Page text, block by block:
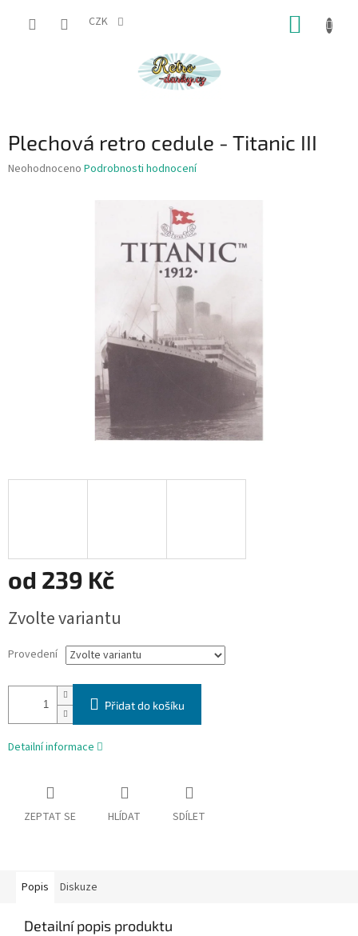
CZK
Plechová retro cedule - Titanic III
Průměrné
Neohodnoceno Podrobnosti hodnocení
od 239 Kč
cena:
Zvolte variantu
Provedení
Přidat do košíku
Detailní informace
ZEPTAT SE HLÍDAT SDÍLET
Popis Diskuze
Detailní popis produktu